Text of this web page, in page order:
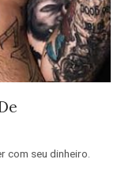
com seu dinheiro.